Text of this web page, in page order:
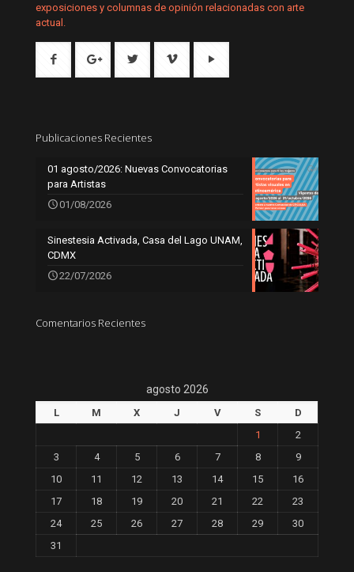
exposiciones y columnas de opinión relacionadas con arte
actual.
Publicaciones Recientes
01 agosto/2026: Nuevas Convocatorias
para Artistas
01/08/2026
Sinestesia Activada, Casa del Lago UNAM,
CDMX
22/07/2026
Comentarios Recientes
agosto 2026
L M X J V S
D
1
2
3
4 5 6 7 8
9
10
11 12 13 14 15
16
17
18 19 20 21 22
23
24
25 26 27 28 29
30
31